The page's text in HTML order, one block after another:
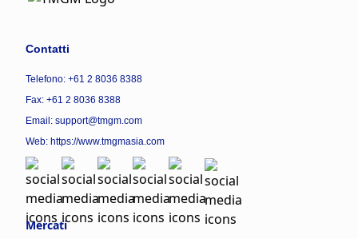
Contatti
Telefono: +61 2 8036 8388
Fax: +61 2 8036 8388
Email: support@tmgm.com
Web: https://www.tmgmasia.com
Mercati